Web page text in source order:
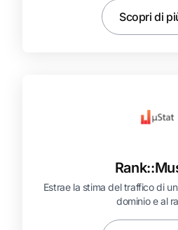
Scopri di
Rank::
Estrae la stima del traffico di
dominio e al